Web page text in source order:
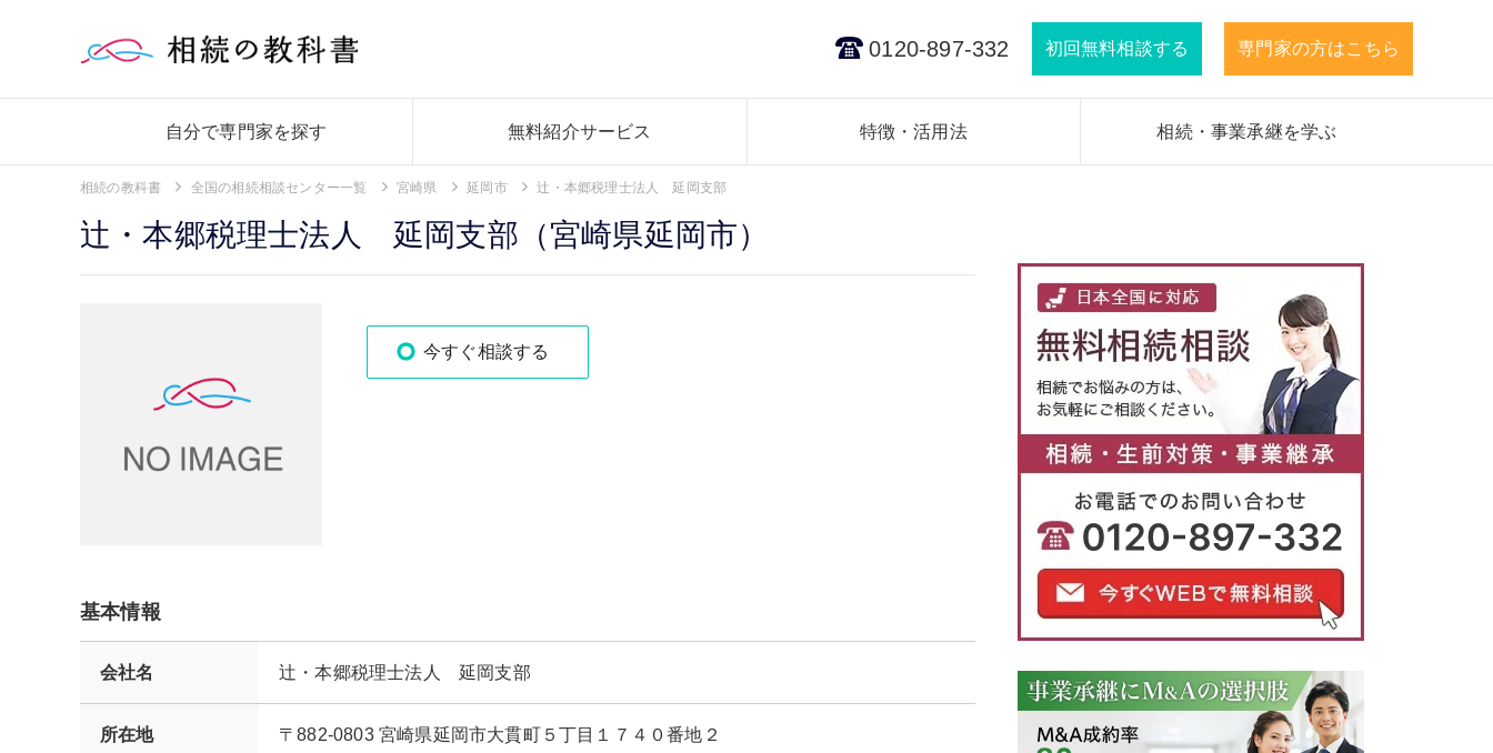
0120-897-332 初回無料相談する 専門家の方はこちら
自分で専門家を探す 無料紹介サービス 特徴・活用法 相続・事業承継を学ぶ
相続の教科書 全国の相続相談センター一覧 宮崎県 延岡市 辻・本郷税理士法人 延岡支部
辻・本郷税理士法人 延岡支部（宮崎県延岡市）
今すぐ相談する
基本情報
会社名 辻・本郷税理士法人 延岡支部
所在地 〒882-0803 宮崎県延岡市大貫町５丁目１７４０番地２